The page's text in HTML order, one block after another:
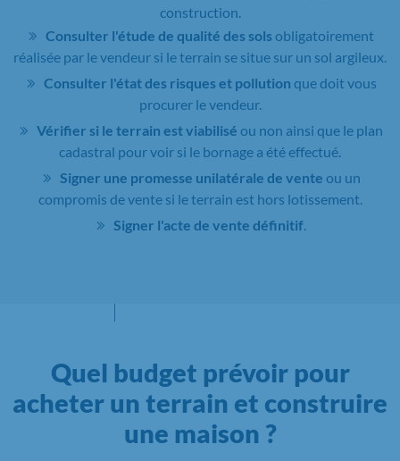
construction.
Consulter l'étude de qualité des sols obligatoirement
réalisée par le vendeur si le terrain se situe sur un sol argileux.
Consulter l'état des risques et pollution que doit vous
procurer le vendeur.
Vérifier si le terrain est viabilisé ou non ainsi que le plan
cadastral pour voir si le bornage a été effectué.
Signer une promesse unilatérale de vente ou un
compromis de vente si le terrain est hors lotissement.
Signer l'acte de vente définitif
Quel budget prévoir pour
acheter un terrain et construire
une maison ?